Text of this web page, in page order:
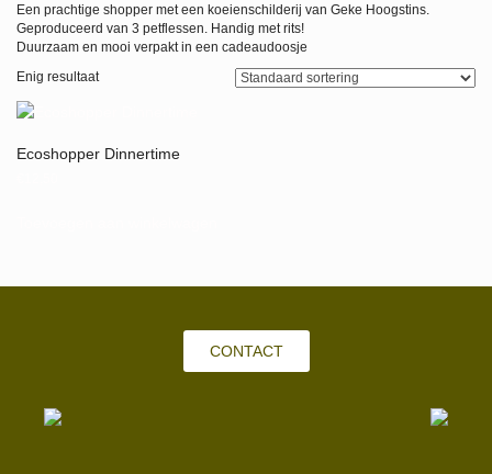
Een prachtige shopper met een koeienschilderij van Geke Hoogstins.
Geproduceerd van 3 petflessen. Handig met rits!
Duurzaam en mooi verpakt in een cadeaudoosje
Enig resultaat
Ecoshopper Dinnertime
CONTACT